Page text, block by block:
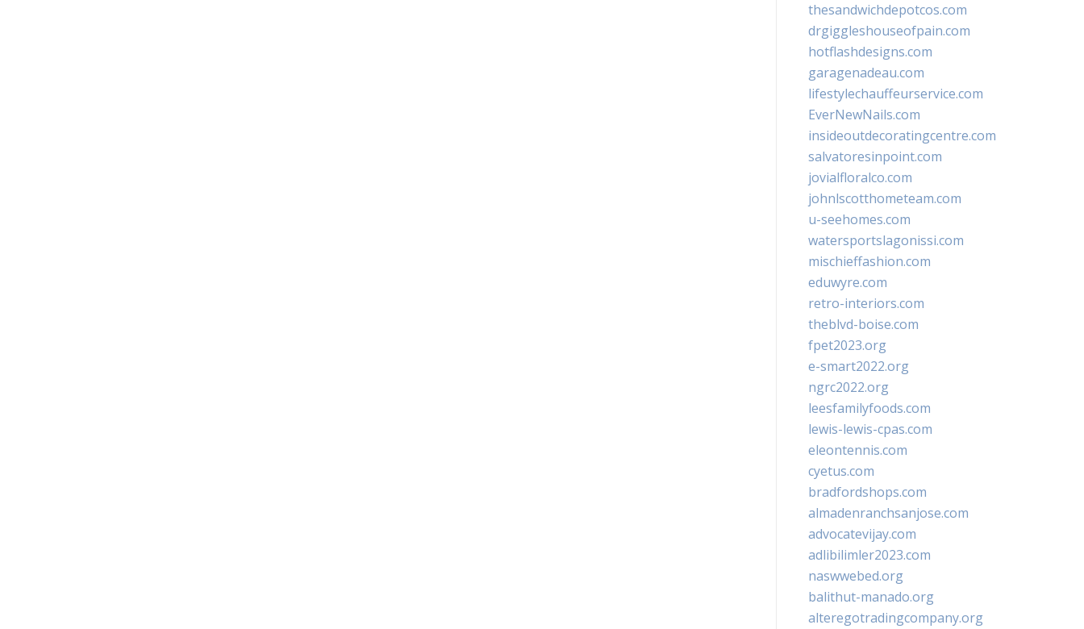
thesandwichdepotcos.com
drgiggleshouseofpain.com
hotflashdesigns.com
garagenadeau.com
lifestylechauffeurservice.com
EverNewNails.com
insideoutdecoratingcentre.com
salvatoresinpoint.com
jovialfloralco.com
johnlscotthometeam.com
u-seehomes.com
watersportslagonissi.com
mischieffashion.com
eduwyre.com
retro-interiors.com
theblvd-boise.com
fpet2023.org
e-smart2022.org
ngrc2022.org
leesfamilyfoods.com
lewis-lewis-cpas.com
eleontennis.com
cyetus.com
bradfordshops.com
almadenranchsanjose.com
advocatevijay.com
adlibilimler2023.com
naswwebed.org
balithut-manado.org
alteregotradingcompany.org